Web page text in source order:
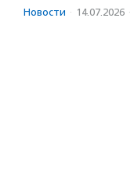
Новости · 14.07.2026 ·